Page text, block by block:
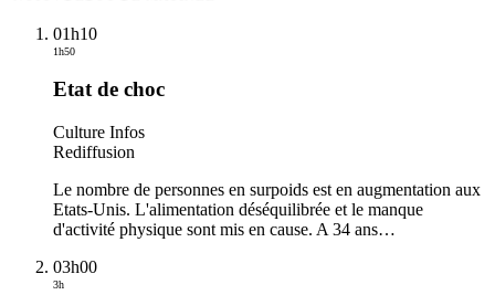
01h10
1h50
Etat de choc
Culture Infos
Rediffusion
Le nombre de personnes en surpoids est en augmentation aux
Etats-Unis. L'alimentation déséquilibrée et le manque
d'activité physique sont mis en cause. A 34 ans…
03h00
3h